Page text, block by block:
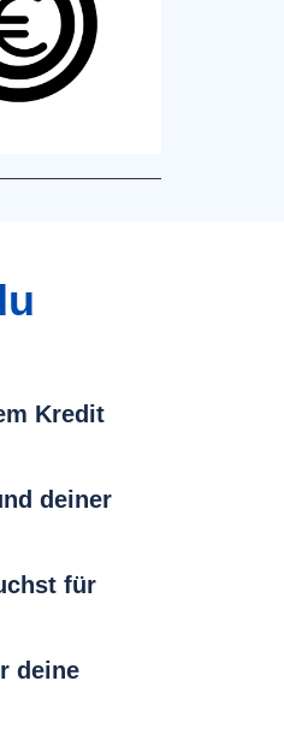
Kredit
deiner
für
deine